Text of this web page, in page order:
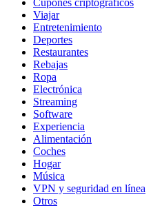
Cupones criptográficos
Viajar
Entretenimiento
Deportes
Restaurantes
Rebajas
Ropa
Electrónica
Streaming
Software
Experiencia
Alimentación
Coches
Hogar
Música
VPN y seguridad en línea
Otros